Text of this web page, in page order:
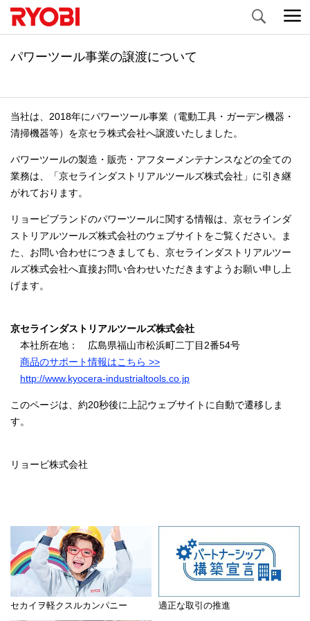
Search
パワーツール事業の譲渡について
当社は、2018年にパワーツール事業（電動工具・ガーデン機器・
清掃機器等）を京セラ株式会社へ譲渡いたしました。
パワーツールの製造・販売・アフターメンテナンスなどの全ての
業務は、「京セラインダストリアルツールズ株式会社」に引き継
がれております。
リョービブランドのパワーツールに関する情報は、京セラインダ
ストリアルツールズ株式会社のウェブサイトをご覧ください。ま
た、お問い合わせにつきましても、京セラインダストリアルツー
ルズ株式会社へ直接お問い合わせいただきますようお願い申し上
げます。
京セラインダストリアルツールズ株式会社
本社所在地： 広島県福山市松浜町二丁目2番54号
商品のサポート情報はこちら >>
http://www.kyocera-industrialtools.co.jp
このページは、約20秒後に上記ウェブサイトに自動で遷移しま
す。
リョービ株式会社
セカイヲ軽クスルカンパニー 適正な取引の推進